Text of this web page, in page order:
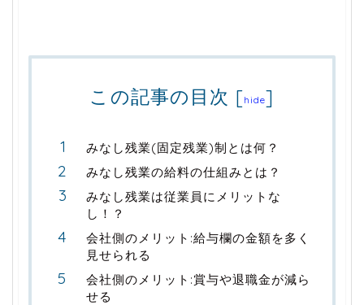
この記事の目次 [hide]
みなし残業(固定残業)制とは何？
みなし残業の給料の仕組みとは？
みなし残業は従業員にメリットな
し！？
会社側のメリット:給与欄の金額を多く
見せられる
会社側のメリット:賞与や退職金が減ら
せる